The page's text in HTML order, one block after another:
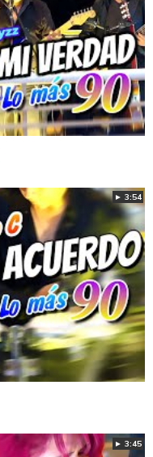
► 3:54
► 3:45